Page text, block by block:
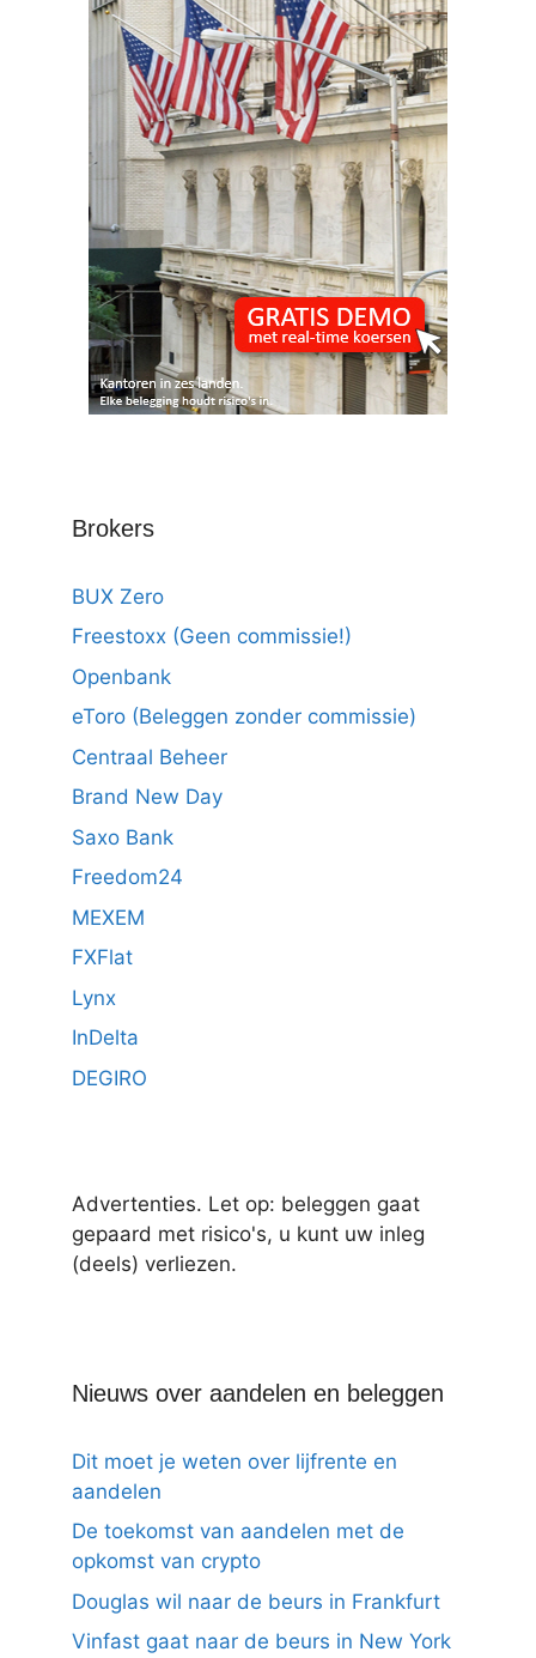
Brokers
BUX Zero
Freestoxx (Geen commissie!)
Openbank
eToro (Beleggen zonder commissie)
Centraal Beheer
Brand New Day
Saxo Bank
Freedom24
MEXEM
FXFlat
Lynx
InDelta
DEGIRO
Advertenties. Let op: beleggen gaat
gepaard met risico's, u kunt uw inleg
(deels) verliezen.
Nieuws over aandelen en beleggen
Dit moet je weten over lijfrente en
aandelen
De toekomst van aandelen met de
opkomst van crypto
Douglas wil naar de beurs in Frankfurt
Vinfast gaat naar de beurs in New York